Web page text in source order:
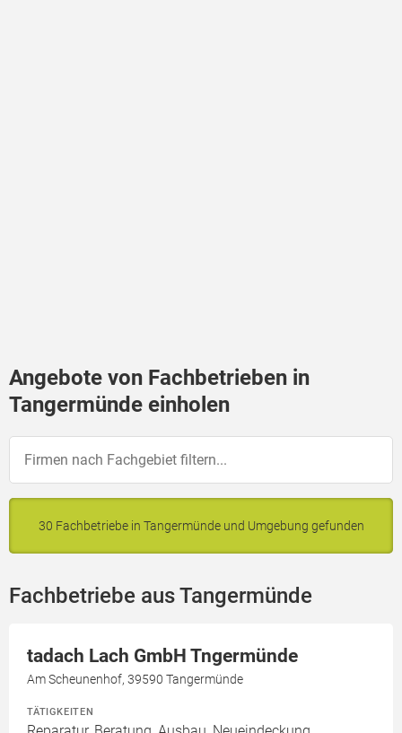
Angebote von Fachbetrieben in
Tangermünde einholen
30 Fachbetriebe in Tangermünde und Umgebung gefunden
Fachbetriebe aus Tangermünde
tadach Lach GmbH Tngermünde
Am Scheunenhof, 39590 Tangermünde
TÄTIGKEITEN